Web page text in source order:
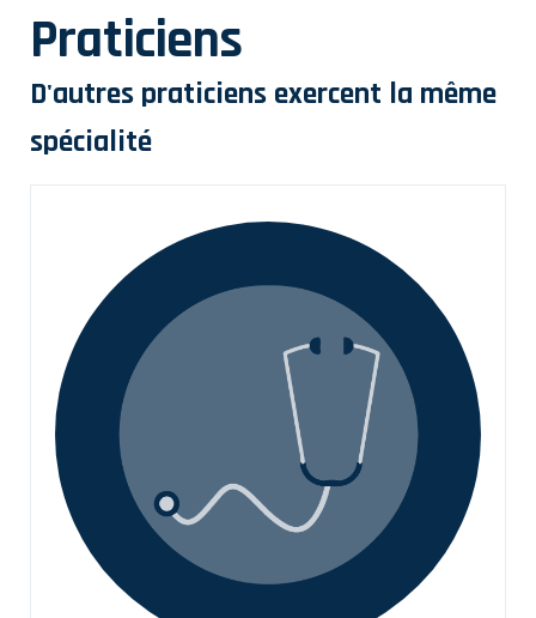
Praticiens
D'autres praticiens exercent la même
spécialité